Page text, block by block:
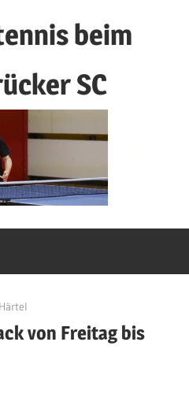
beim
SC
von Freitag bis